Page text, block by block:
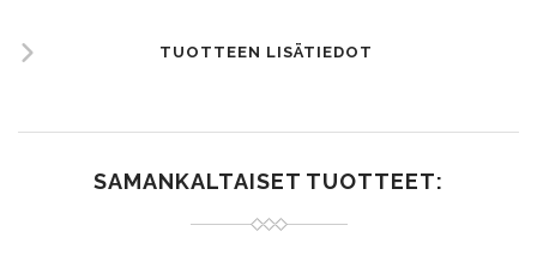
TUOTTEEN LISÄTIEDOT
SAMANKALTAISET TUOTTEET: